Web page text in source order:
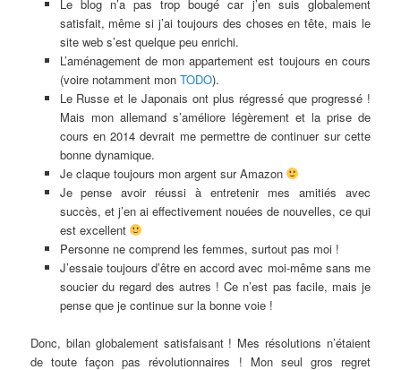
Le blog n’a pas trop bougé car j’en suis globalement
satisfait, même si j’ai toujours des choses en tête, mais le
site web s’est quelque peu enrichi.
L’aménagement de mon appartement est toujours en cours
(voire notamment mon TODO).
Le Russe et le Japonais ont plus régressé que progressé !
Mais mon allemand s’améliore légèrement et la prise de
cours en 2014 devrait me permettre de continuer sur cette
bonne dynamique.
Je claque toujours mon argent sur Amazon
Je pense avoir réussi à entretenir mes amitiés avec
succès, et j’en ai effectivement nouées de nouvelles, ce qui
est excellent
Personne ne comprend les femmes, surtout pas moi !
J’essaie toujours d’être en accord avec moi-même sans me
soucier du regard des autres ! Ce n’est pas facile, mais je
pense que je continue sur la bonne voie !
Donc, bilan globalement satisfaisant ! Mes résolutions n’étaient
de toute façon pas révolutionnaires ! Mon seul gros regret